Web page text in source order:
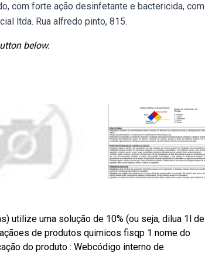
com forte ação desinfetante e bactericida, com
ltda. Rua alfredo pinto, 815.
below.
utilize uma solução de 10% (ou seja, dilua 1l de
de produtos quimicos fisqp 1 nome do
do produto : Webcódigo interno de